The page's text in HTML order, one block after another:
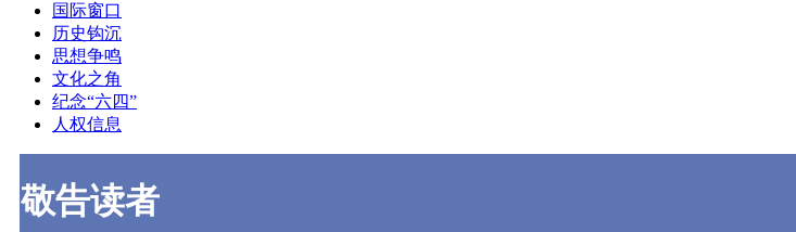
国际窗口
历史钩沉
思想争鸣
文化之角
纪念“六四”
人权信息
敬告读者